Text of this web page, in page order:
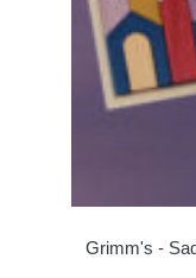
Grimm's -